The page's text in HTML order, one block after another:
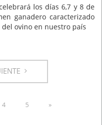
los días 6,7 y 8 de
ganadero caracterizado
ovino en nuestro país
4 5 »